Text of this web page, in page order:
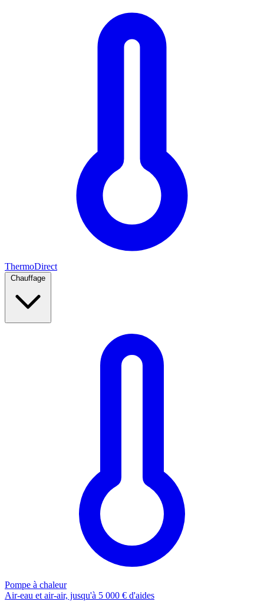
ThermoDirect
Pompe à chaleur
Air-eau et air-air, jusqu'à 5 000 € d'aides